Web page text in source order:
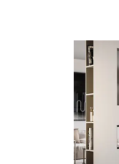
soluzioni
incontrare ogni